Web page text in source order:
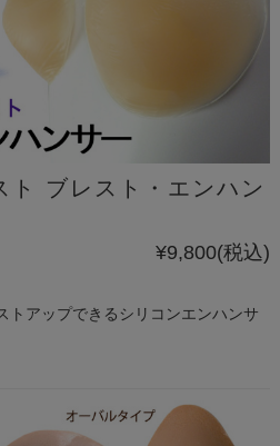
ト ブレスト・エンハン
¥9,800(税込)
トアップできるシリコンエンハンサ